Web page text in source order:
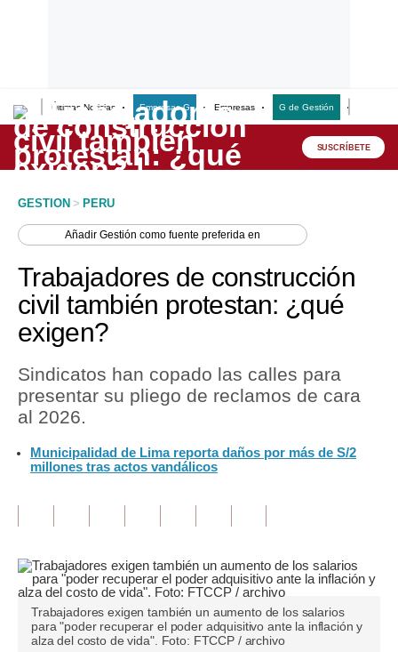
Últimas Noticias Empresas G Empresas G de Gestión
Lo último
Peru Quiosco
Economía
Mercados
Política
Finanzas Personales
Inmobiliarias
Opinión
Editorial
Pregunta de hoy
SUSCRÍBETE
GESTION > PERU
AñadirGestión como fuente preferida en
Trabajadores de construcción
civil también protestan: ¿qué
exigen?
Sindicatos han copado las calles para
presentar su pliego de reclamos de cara
al 2026.
Municipalidad de Lima reporta daños por más de S/2
millones tras actos vandálicos
Trabajadores exigen también un aumento de los salarios
para "poder recuperar el poder adquisitivo ante la inflación y
alza del costo de vida". Foto: FTCCP / archivo